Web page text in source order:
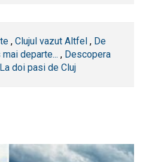
, Clujul vazut Altfel , De
departe... , Descopera
La doi pasi de Cluj